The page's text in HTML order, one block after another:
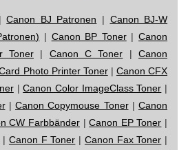
Canon BJ Patronen | Canon BJ-W
| Canon BP Toner|Canon
Toner | Canon C Toner |Canon
Photo Printer Toner| Canon CFX
|Canon Color ImageClass Toner |
| Canon Copymouse Toner| Canon
CW Farbbänder |Canon EP Toner |
| Canon F Toner | Canon Fax Toner |